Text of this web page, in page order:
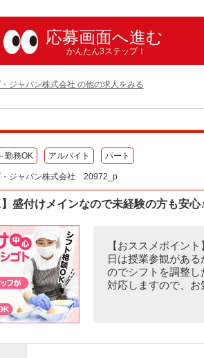
応募画面へ進む
かんたん3ステップ！
ジャパン株式会社 の他の求人をみる
勤務OK アルバイト パート
・ジャパン株式会社 20972_p
】盛付けメインなので未経験の方も安
【おススメポイン
日は授業参観があ
のでシフトを調整
対応しますので、